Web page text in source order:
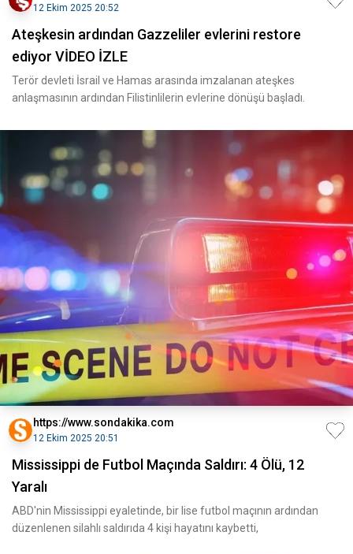
12 Ekim 2025 20:52
Ateşkesin ardından Gazzeliler evlerini restore
ediyor VİDEO İZLE
Terör devleti İsrail ve Hamas arasında imzalanan ateşkes
anlaşmasının ardından Filistinlilerin evlerine dönüşü başladı.
https://www.sondakika.com
12 Ekim 2025 20:51
Mississippi de Futbol Maçında Saldırı: 4 Ölü, 12
Yaralı
ABD'nin Mississippi eyaletinde, bir lise futbol maçının ardından
düzenlenen silahlı saldırıda 4 kişi hayatını kaybetti,